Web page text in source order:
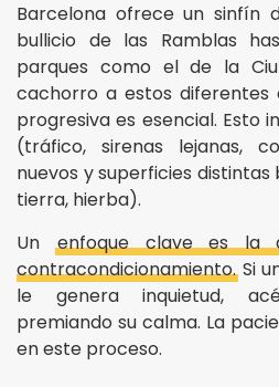
Barcelona ofrece un sinfín
bullicio de las Ramblas
parques como el de la
cachorro a estos diferentes
progresiva es esencial. Esto
(tráfico, sirenas lejanas,
nuevos y superficies
tierra, hierba).
Unenfoque clave es la
contracondicionamiento.Si
le genera inquietud,
premiando su calma. La
en este proceso.